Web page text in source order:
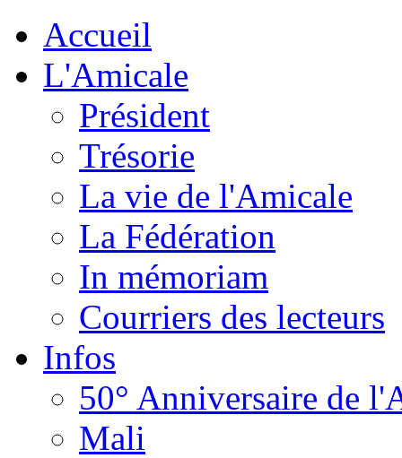
Accueil
L'Amicale
Président
Trésorie
La vie de l'Amicale
La Fédération
In mémoriam
Courriers des lecteurs
Infos
50° Anniversaire de
Mali